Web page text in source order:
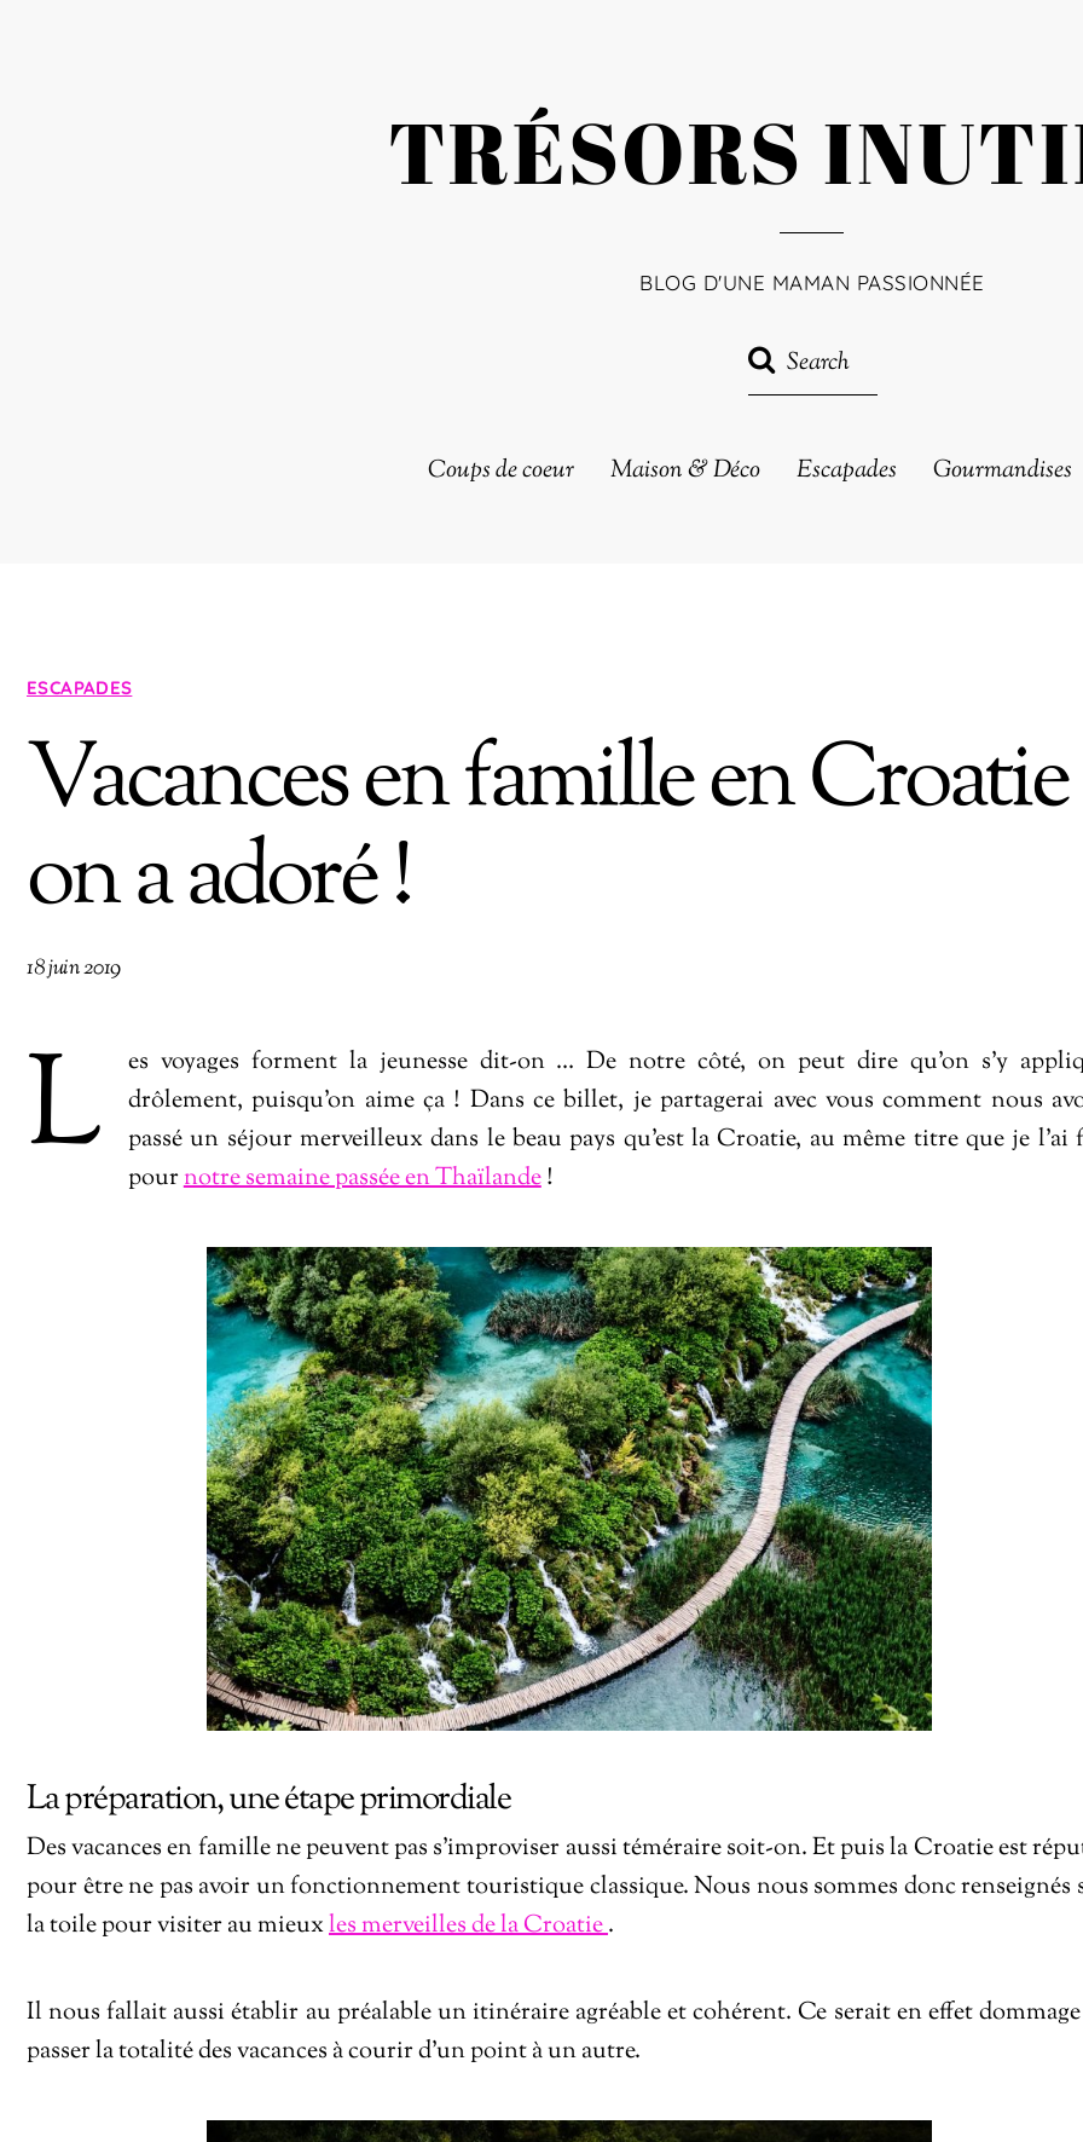
TRÉSORS
BLOG D'UNE MAMAN PASSIONNÉE
Coups de coeur Maison & Déco Escapades Gourmandises
ESCAPADES
Vacances en famille en
on a adoré !
18 juin 2019
L
es voyages forment la jeunesse dit-on … De notre côté, on peut dire qu’on s’y
drôlement, puisqu’on aime ça ! Dans ce billet, je partagerai avec vous comment nous
passé un séjour merveilleux dans le beau pays qu’est la Croatie, au même titre que je l’ai
pournotre semaine passée en Thaïlande!
La préparation, une étape primordiale
Des vacances en famille ne peuvent pas s’improviser aussi téméraire soit-on. Et puis la Croatie est
pour être ne pas avoir un fonctionnement touristique classique. Nous nous sommes donc renseignés
la toile pour visiter au mieuxles merveilles de la Croatie.
Il nous fallait aussi établir au préalable un itinéraire agréable et cohérent. Ce serait en effet
passer la totalité des vacances à courir d’un point à un autre.